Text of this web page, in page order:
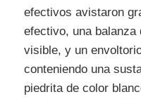
efectivos avistaron
efectivo, una
visible, y un
conteniendo una
piedrita de color